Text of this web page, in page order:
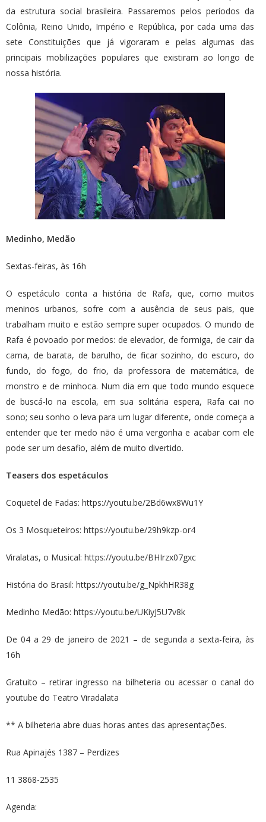
da estrutura social brasileira. Passaremos pelos períodos da
Colônia, Reino Unido, Império e República, por cada uma das
sete Constituições que já vigoraram e pelas algumas das
principais mobilizações populares que existiram ao longo de
nossa história.
Medinho, Medão
Sextas-feiras, às 16h
O espetáculo conta a história de Rafa, que, como muitos
meninos urbanos, sofre com a ausência de seus pais, que
trabalham muito e estão sempre super ocupados. O mundo de
Rafa é povoado por medos: de elevador, de formiga, de cair da
cama, de barata, de barulho, de ficar sozinho, do escuro, do
fundo, do fogo, do frio, da professora de matemática, de
monstro e de minhoca. Num dia em que todo mundo esquece
de buscá-lo na escola, em sua solitária espera, Rafa cai no
sono; seu sonho o leva para um lugar diferente, onde começa a
entender que ter medo não é uma vergonha e acabar com ele
pode ser um desafio, além de muito divertido.
Teasers dos espetáculos
Coquetel de Fadas: https://youtu.be/2Bd6wx8Wu1Y
Os 3 Mosqueteiros: https://youtu.be/29h9kzp-or4
Viralatas, o Musical: https://youtu.be/BHIrzx07gxc
História do Brasil: https://youtu.be/g_NpkhHR38g
Medinho Medão: https://youtu.be/UKiyJ5U7v8k
De 04 a 29 de janeiro de 2021 – de segunda a sexta-feira, às
16h
Gratuito – retirar ingresso na bilheteria ou acessar o canal do
youtube do Teatro Viradalata
** A bilheteria abre duas horas antes das apresentações.
Rua Apinajés 1387 – Perdizes
11 3868-2535
Agenda: